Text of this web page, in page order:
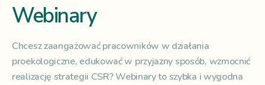
Webinary
Chcesz zaangażować pracowników w działania
proekologiczne, edukować w przyjazny sposób, wzmocnić
realizację strategii CSR? Webinary to szybka i wygodna